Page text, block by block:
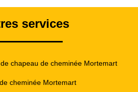
services
chapeau de cheminée Mortemart
cheminée Mortemart